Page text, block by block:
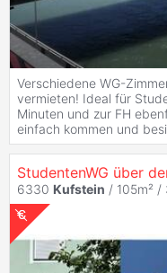
Verschiedene WG-
vermieten! Ideal für
Minuten und zur FH
einfach kommen und
StudentenWG über
6330 Kufstein / 105m² /